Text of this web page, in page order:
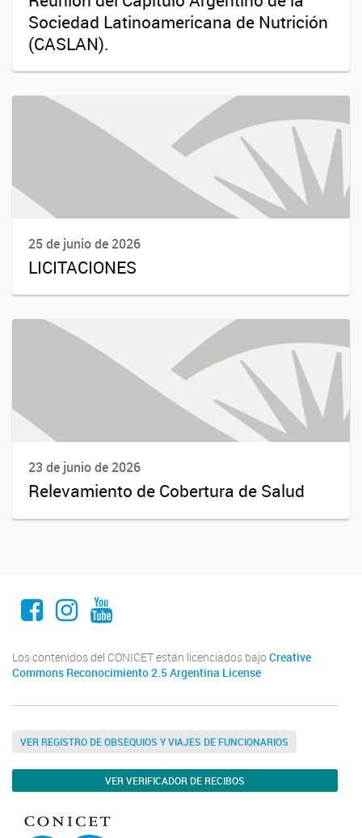
Sociedad Latinoamericana de Nutrición
(CASLAN).
25 de junio de 2026
LICITACIONES
23 de junio de 2026
Relevamiento de Cobertura de Salud
Facebook
Instagram
Youtube
Los contenidos del CONICET están licenciados bajo Creative
Commons Reconocimiento 2.5 Argentina License
VER REGISTRO DE OBSEQUIOS Y VIAJES DE FUNCIONARIOS
VER VERIFICADOR DE RECIBOS